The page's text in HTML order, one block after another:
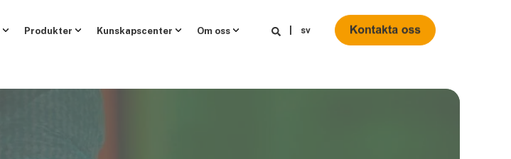
Produkter Kunskapscenter Om oss sv